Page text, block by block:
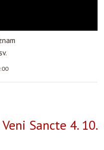
Sancte 4. 10.